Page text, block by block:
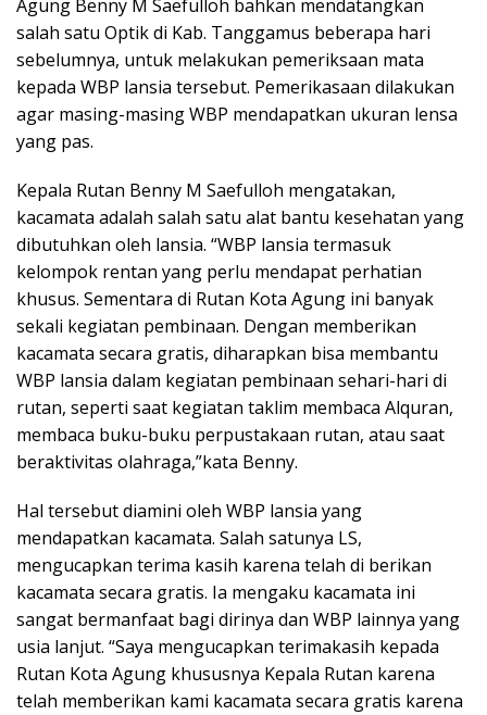
Agung Benny M Saefulloh bahkan mendatangkan
salah satu Optik di Kab. Tanggamus beberapa hari
sebelumnya, untuk melakukan pemeriksaan mata
kepada WBP lansia tersebut. Pemerikasaan dilakukan
agar masing-masing WBP mendapatkan ukuran lensa
yang pas.
Kepala Rutan Benny M Saefulloh mengatakan,
kacamata adalah salah satu alat bantu kesehatan yang
dibutuhkan oleh lansia. “WBP lansia termasuk
kelompok rentan yang perlu mendapat perhatian
khusus. Sementara di Rutan Kota Agung ini banyak
sekali kegiatan pembinaan. Dengan memberikan
kacamata secara gratis, diharapkan bisa membantu
WBP lansia dalam kegiatan pembinaan sehari-hari di
rutan, seperti saat kegiatan taklim membaca Alquran,
membaca buku-buku perpustakaan rutan, atau saat
beraktivitas olahraga,”kata Benny.
Hal tersebut diamini oleh WBP lansia yang
mendapatkan kacamata. Salah satunya LS,
mengucapkan terima kasih karena telah di berikan
kacamata secara gratis. Ia mengaku kacamata ini
sangat bermanfaat bagi dirinya dan WBP lainnya yang
usia lanjut. “Saya mengucapkan terimakasih kepada
Rutan Kota Agung khususnya Kepala Rutan karena
telah memberikan kami kacamata secara gratis karena